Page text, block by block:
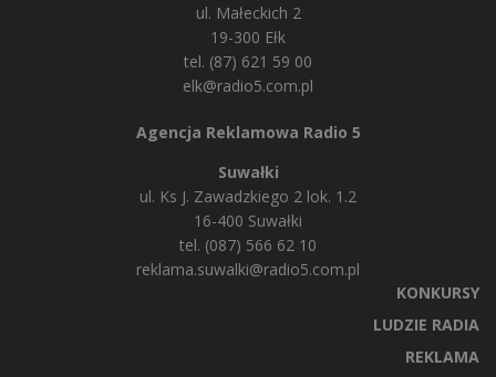
ul. Małeckich 2
19-300 Ełk
tel. (87) 621 59 00
elk@radio5.com.pl
Agencja Reklamowa Radio 5
Suwałki
ul. Ks J. Zawadzkiego 2 lok. 1.2
16-400 Suwałki
tel. (087) 566 62 10
reklama.suwalki@radio5.com.pl
KONKURSY
LUDZIE RADIA
REKLAMA